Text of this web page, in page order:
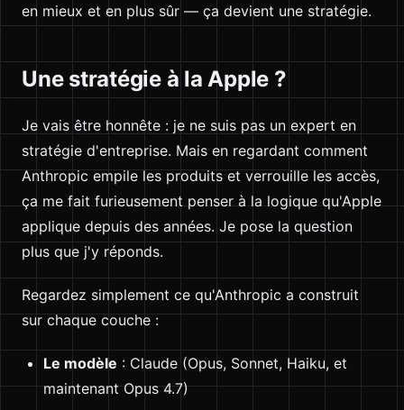
en mieux et en plus sûr — ça devient une stratégie.
Une stratégie à la Apple ?
Je vais être honnête : je ne suis pas un expert en
stratégie d'entreprise. Mais en regardant comment
Anthropic empile les produits et verrouille les accès,
ça me fait furieusement penser à la logique qu'Apple
applique depuis des années. Je pose la question
plus que j'y réponds.
Regardez simplement ce qu'Anthropic a construit
sur chaque couche :
Le modèle : Claude (Opus, Sonnet, Haiku, et
maintenant Opus 4.7)